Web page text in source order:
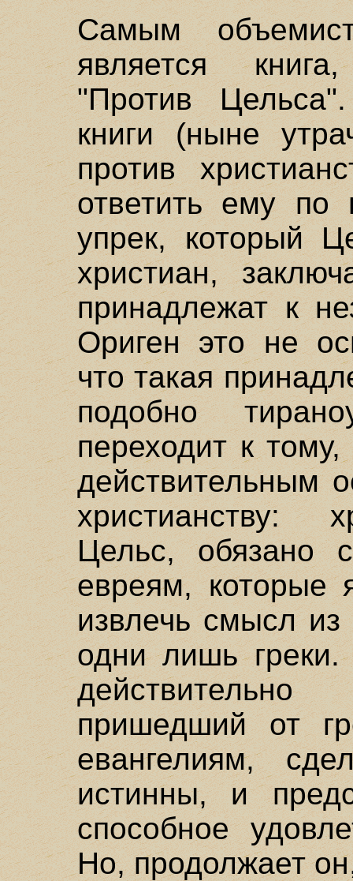
Самым
является
"Против
книги (ныне
против
ответить ему по
упрек, который
христиан,
принадлежат к
Ориген это не
что такая
подобно
переходит к
действительным
христианству:
Цельс, обязано
евреям, которые
извлечь смысл из
одни лишь греки.
пришедший от
евангелиям,
истинны, и
способное
Но, продолжает